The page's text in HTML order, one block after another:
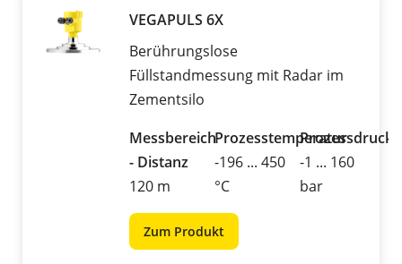
VEGAPULS 6X
Berührungslose
Füllstandmessung mit Radar im
Zementsilo
Messbereich
- Distanz
120 m
Prozesstemperatur
-196 ... 450
°C
Prozessdruck
-1 ... 160
bar
Zum Produkt